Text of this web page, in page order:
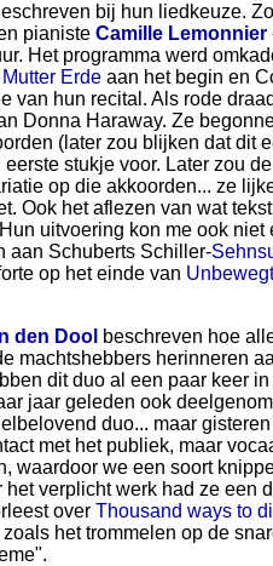
bij hun liedkeuze.
pianiste Camille Lemonnier
Het programma werd
Erde aan het begin en
van hun recital. Als rode
Donna Haraway. Ze
(later zou blijken dat dit
stukje voor. Later zou
op die akkoorden... ze
Ook het aflezen van wat
uitvoering kon me ook niet
aan Schuberts Schiller-
op het einde van
den Dool beschreven hoe
machtshebbers herinneren
dit duo al een paar keer
jaar geleden ook
duo... maar
met het publiek, maar
waardoor we een soort
verplicht werk had ze een
over Thousand ways to
het trommelen op de